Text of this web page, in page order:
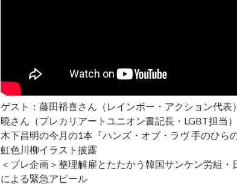
ゲスト：藤田裕喜さん（レインボー・アクション代表
曉さん（プレカリアートユニオン書記長・LGBT担当）
木下昌明の今月の1本『ハンズ・オブ・ラヴ 手のひら
虹色川柳イラスト披露
＜プレ企画＞整理解雇とたたかう韓国サンケン労組・
による緊急アピール